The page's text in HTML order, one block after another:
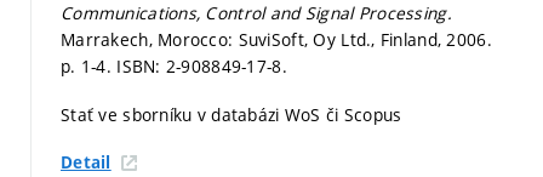
Communications, Control and Signal Processing.
Marrakech, Morocco: SuviSoft, Oy Ltd., Finland, 2006.
p. 1-4. ISBN: 2-908849-17-8.
Stať ve sborníku v databázi WoS či Scopus
Detail